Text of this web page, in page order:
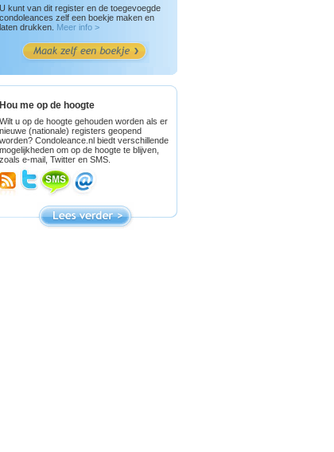
U kunt van dit register en de toegevoegde
condoleances zelf een boekje maken en
laten drukken.
Meer info >
Hou me op de hoogte
Wilt u op de hoogte gehouden worden als er
nieuwe (nationale) registers geopend
worden? Condoleance.nl biedt verschillende
mogelijkheden om op de hoogte te blijven,
zoals e-mail, Twitter en SMS.